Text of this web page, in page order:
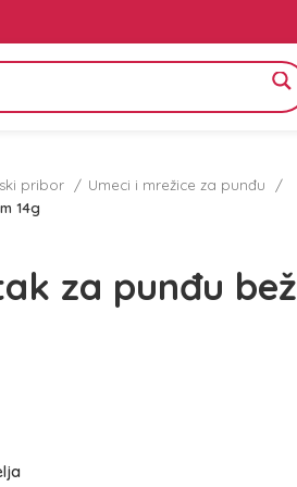
pribor
Umeci i mrežice za punđu
14g
za punđu bež